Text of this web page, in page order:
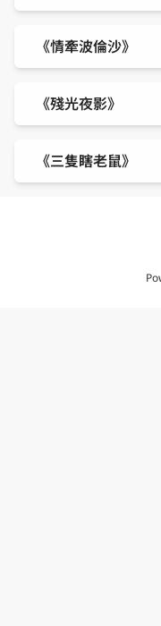
《情牽波倫沙》
《殘光夜影》
《三隻瞎老鼠》